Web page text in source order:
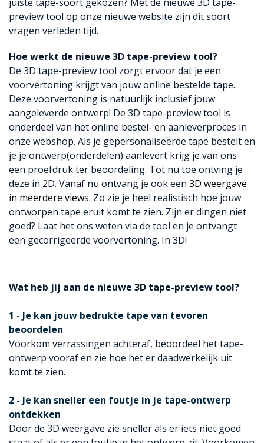
preview tool op onze nieuwe website zijn dit soort
vragen verleden tijd.
Hoe werkt de nieuwe 3D tape-preview tool?
De 3D tape-preview tool zorgt ervoor dat je een
voorvertoning krijgt van jouw online bestelde tape.
Deze voorvertoning is natuurlijk inclusief jouw
aangeleverde ontwerp! De 3D tape-preview tool is
onderdeel van het online bestel- en aanleverproces in
onze webshop. Als je gepersonaliseerde tape bestelt en
je je ontwerp(onderdelen) aanlevert krijg je van ons
een proefdruk ter beoordeling. Tot nu toe ontving je
deze in 2D. Vanaf nu ontvang je ook een 3D weergave
in meerdere views. Zo zie je heel realistisch hoe jouw
ontworpen tape eruit komt te zien. Zijn er dingen niet
goed? Laat het ons weten via de tool en je ontvangt
een gecorrigeerde voorvertoning. In 3D!
Wat heb jij aan de nieuwe 3D tape-preview tool?
1 - Je kan jouw bedrukte tape van tevoren
beoordelen
Voorkom verrassingen achteraf, beoordeel het tape-
ontwerp vooraf en zie hoe het er daadwerkelijk uit
komt te zien.
2 - Je kan sneller een foutje in je tape-ontwerp
ontdekken
Door de 3D weergave zie sneller als er iets niet goed